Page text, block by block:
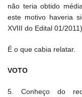
não teria obtido
este motivo haveria
XVIII do Edital 01/2011).
É o que cabia relatar.
VOTO
5. Conheço do